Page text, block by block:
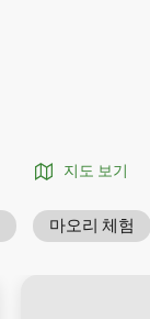
지도 보기
마오리 체험